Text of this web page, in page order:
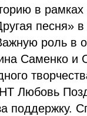
в рамках
песня»
роль в
Саменко и
Любовь
поддержку.